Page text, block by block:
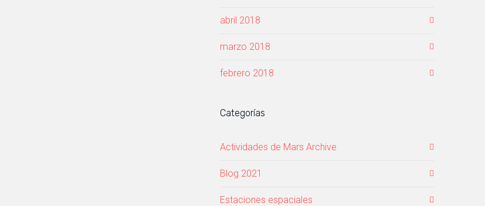
abril 2018
marzo 2018
febrero 2018
Categorías
Actividades de Mars Archive
Blog 2021
Estaciones espaciales